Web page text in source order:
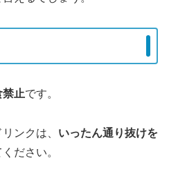
禁止です。
ンクは、 いったん通り抜けを
ださい。